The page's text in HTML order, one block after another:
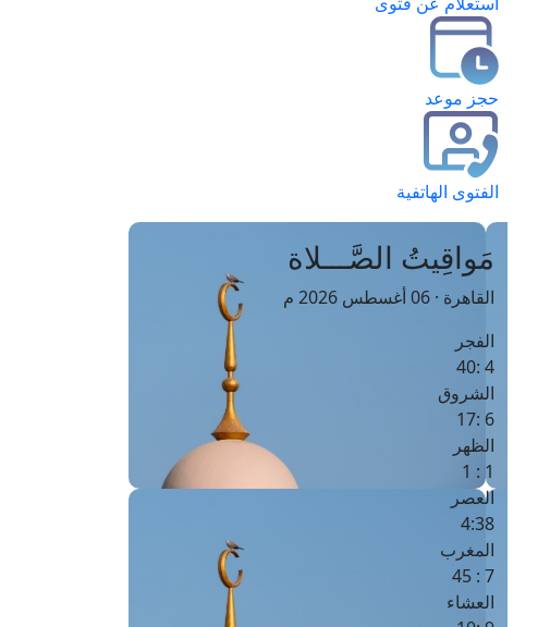
حجز موعد
الفتوى الهاتفية
مَواقِيتُ الصَّـــلاة
القاهرة · 06 أغسطس 2026 م
الفجر
4 :40
الشروق
6 :17
الظهر
1 : 1
العصر
4:38
المغرب
7 : 45
العشاء